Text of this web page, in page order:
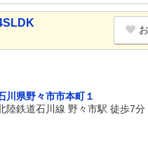
川県野々市市本町１
陸鉄道石川線 野々市駅 徒歩7分